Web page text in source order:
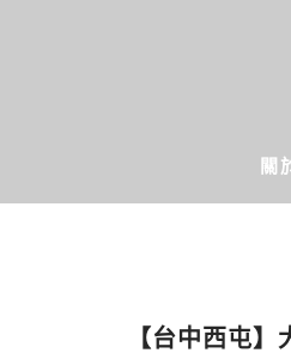
關
【台中西屯